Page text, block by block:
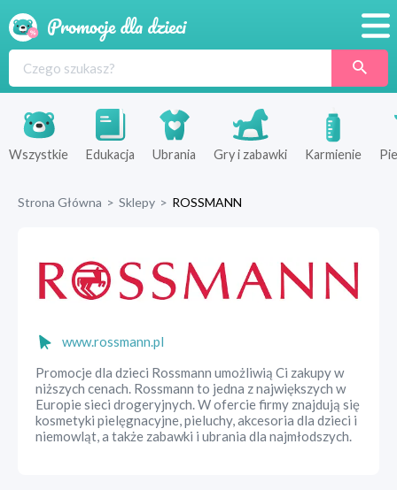
Produkty
Sklepy
Wszystkie Edukacja Ubrania Gry i zabawki Karmienie
Strona Główna > Sklepy > ROSSMANN
www.rossmann.pl
Promocje dla dzieci Rossmann umożliwią Ci zakupy w
niższych cenach. Rossmann to jedna z największych w
Europie sieci drogeryjnych. W ofercie firmy znajdują się
kosmetyki pielęgnacyjne, pieluchy, akcesoria dla dzieci i
niemowląt, a także zabawki i ubrania dla najmłodszych.